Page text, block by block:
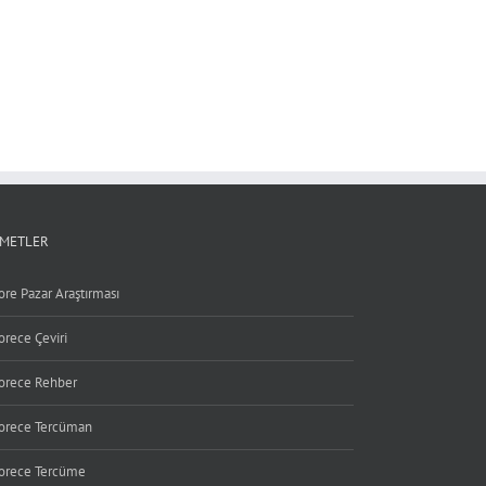
Pazar Araştırması
Çeviri
Rehber
Tercüman
Tercüme